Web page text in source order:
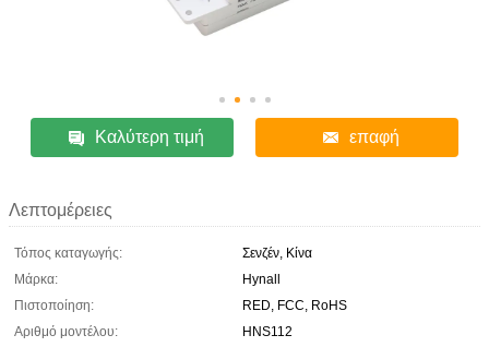
Καλύτερη τιμή επαφή
Λεπτομέρειες
Τόπος καταγωγής:
Σενζέν, Κίνα
Μάρκα:
Hynall
Πιστοποίηση:
RED, FCC, RoHS
Αριθμό μοντέλου:
HNS112